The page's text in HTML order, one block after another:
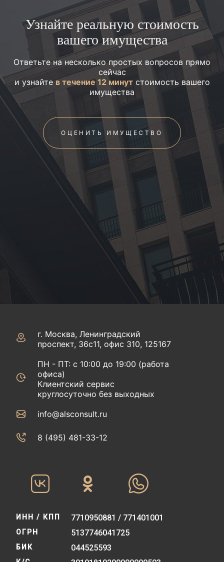
Узнайте реальную стоимость
вашего имущества
Ответьте на несколько простых вопросов прямо
сейчас
и узнайтев течение 12 минутстоимость вашего
имущества
ОЦЕНИТЬ ИМУЩЕСТВО
г. Москва, Ленинградский
проспект, 36с11, офис 310, 125167
ПН - ПТ: с 10:00 до 19:00 (работа
офиса)
Клиентский сервис
круглосуточно без выходных
info@alsconsult.ru
8 (495) 481-33-12‬‬
ИНН / КПП 7710950881 / 771401001
ОГРН 5137746041725
БИК 044525593